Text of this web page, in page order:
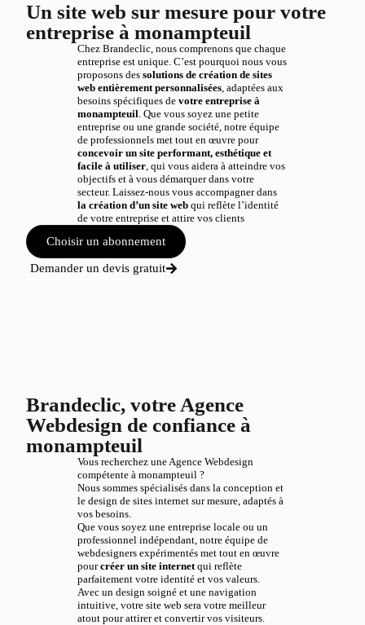
Un site web sur mesure pour votre
entreprise à monampteuil
Chez Brandeclic, nous comprenons que chaque
entreprise est unique. C’est pourquoi nous vous
proposons des solutions de création de sites
web entièrement personnalisées, adaptées aux
besoins spécifiques de votre entreprise à
monampteuil. Que vous soyez une petite
entreprise ou une grande société, notre équipe
de professionnels met tout en œuvre pour
concevoir un site performant, esthétique et
facile à utiliser, qui vous aidera à atteindre vos
objectifs et à vous démarquer dans votre
secteur. Laissez-nous vous accompagner dans
la création d’un site webqui reflète l’identité
de votre entreprise et attire vos clients
Choisir un abonnement
Demander un devis gratuit
Brandeclic, votre Agence
Webdesign de confiance à
monampteuil
Vous recherchez une Agence Webdesign
compétente à monampteuil ?
Nous sommes spécialisés dans la conception et
le design de sites internet sur mesure, adaptés à
vos besoins.
Que vous soyez une entreprise locale ou un
professionnel indépendant, notre équipe de
webdesigners expérimentés met tout en œuvre
pourcréer un site internetqui reflète
parfaitement votre identité et vos valeurs.
Avec un design soigné et une navigation
intuitive, votre site web sera votre meilleur
atout pour attirer et convertir vos visiteurs.